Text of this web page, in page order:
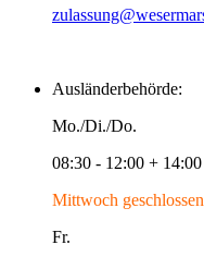
Ausländerbehörde:
Mo./Di./Do.
08:30 - 12:00 +
Mittwoch
Fr.